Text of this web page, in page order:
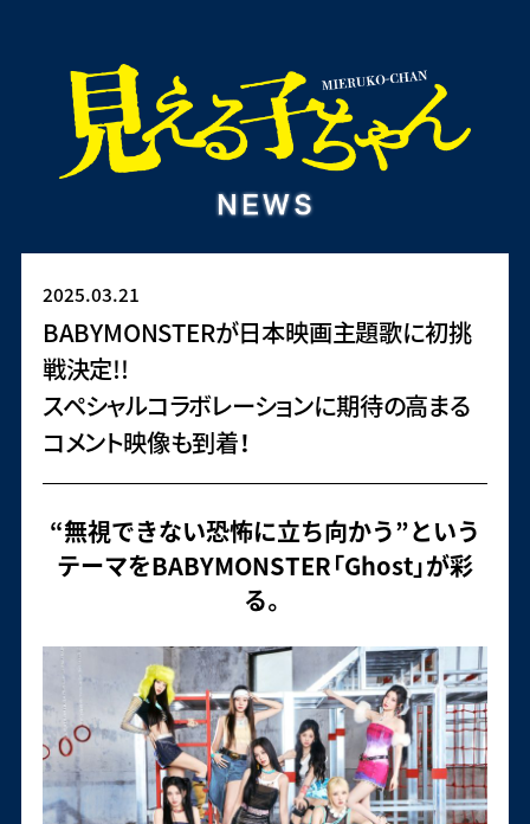
2025.03.21
BABYMONSTERが日本映画主題歌に初挑
戦決定!!
スペシャルコラボレーションに期待の高まる
コメント映像も到着！
“無視できない恐怖に立ち向かう”という
テーマをBABYMONSTER「Ghost」が彩
る。